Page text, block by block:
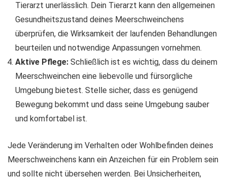
Tierarzt unerlässlich. Dein Tierarzt kann den allgemeinen
Gesundheitszustand deines Meerschweinchens
überprüfen, die Wirksamkeit der laufenden Behandlungen
beurteilen und notwendige Anpassungen vornehmen.
Aktive Pflege: Schließlich ist es wichtig, dass du deinem
Meerschweinchen eine liebevolle und fürsorgliche
Umgebung bietest. Stelle sicher, dass es genügend
Bewegung bekommt und dass seine Umgebung sauber
und komfortabel ist.
Jede Veränderung im Verhalten oder Wohlbefinden deines
Meerschweinchens kann ein Anzeichen für ein Problem sein
und sollte nicht übersehen werden. Bei Unsicherheiten,